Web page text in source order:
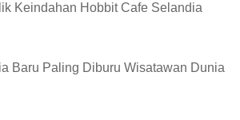
Keindahan Hobbit Cafe Selandia
Baru Paling Diburu Wisatawan Dunia